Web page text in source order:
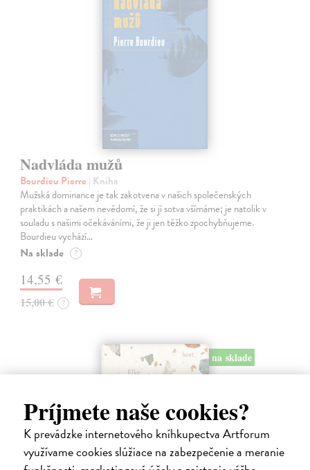
Príjmete naše cookies?
K prevádzke internetového kníhkupectva Artforum
využívame cookies slúžiace na zabezpečenie a meranie
Nadvláda mužů
Bourdieu Pierre | Kniha
Mužská dominance je tak zakotvena v našich společenských
praktikách a našem nevědomí, že si jí sotva všímáme; je natolik v
souladu s našimi očekáváními, že ji jen těžko zpochybňujeme.
Bourdieu vychází…
Na sklade ?
14,55 €
15,00 € ?
na sklade